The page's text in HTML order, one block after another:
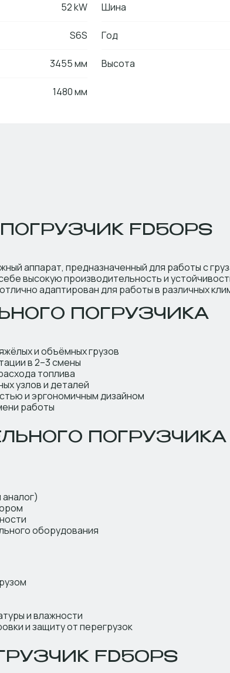
52 kW
S6S
3455 мм
1480 мм
Шина
Год
Высота
FD50PS
аппарат, предназначенный для работы с
высокую производительность и
адаптирован для работы в различных
ПОГРУЗЧИКА
и объёмных грузов
в 2–3 смены
топлива
узлов и деталей
и эргономичным дизайном
работы
ПОГРУЗЧИКА
оборудования
и влажности
и защиту от перегрузок
FD50PS